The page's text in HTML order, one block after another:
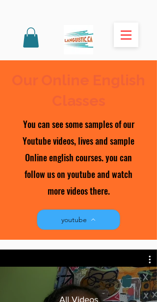
You can see some samples of our
Youtube videos, lives and sample
Online english courses. you can
follow us on youtube and watch
more videos there.
youtube
All Videos